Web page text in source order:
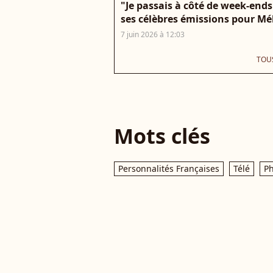
"Je passais à côté de week-
ses célèbres émissions pour
7 juin 2026 à 12:03
Mots clés
Personnalités Françaises Télé